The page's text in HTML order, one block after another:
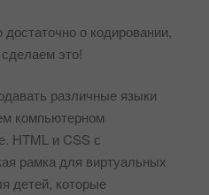
о кодировании,
это!
различные языки
компьютерном
HTML и CSS с
рамка для виртуальных
детей, которые